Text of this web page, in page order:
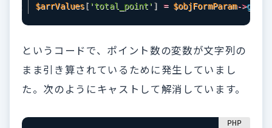
$arrValues [ 'total_point' ] = $objFormParam->
というコードで、ポイント数の変数が文字列の
まま引き算されているために発生していまし
た。次のようにキャストして解消しています。